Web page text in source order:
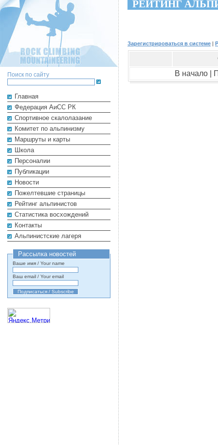
Поиск по сайту
Главная
Федерация АиСС РК
Cпортивное скалолазание
Комитет по альпинизму
Маршруты и карты
Школа
Персоналии
Публикации
Новости
Пожелтевшие страницы
Рейтинг альпинистов
Cтатистика восхождений
Контакты
Альпинистские лагеря
Рассылка новостей
Ваше имя / Your name
Ваш email / Your email
РЕЙТИНГ
Зарегистрироваться в системе |
В начало |